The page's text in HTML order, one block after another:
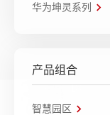
华为坤灵系列
产品组合
智慧园区